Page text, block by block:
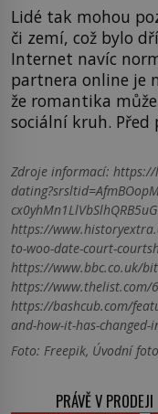
Lidé tak mohou
či zemí, což bylo
Internet navíc
partnera online je
že romantika
sociální kruh.
Zdroje informací: https://
https://
to-woo-date-court-
https://www.bbc.co.uk/
https://www.thelist.com/
https://bashcub.com/
and-how-it-has-changed-
Foto: Freepik, Úvodní
PRÁVĚ V PRODEJI